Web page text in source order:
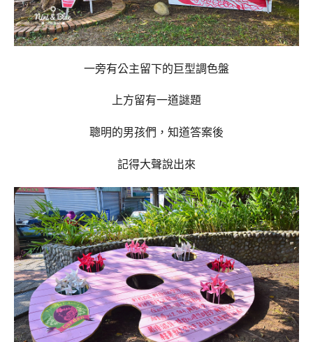
一旁有公主留下的巨型調色盤
上方留有一道謎題
聰明的男孩們，知道答案後
記得大聲說出來